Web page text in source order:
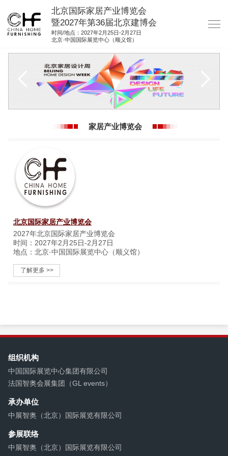
北京国际家居产业博览会
暨2027年第36届北京建博会
时间/地点：2027年2月25日-2月27日
北京·中国国际展览中心（顺义馆）
集团展会
参展联络
家居产业博览会
北京国际家居产业博览会
2027年北京国际家居产业博览会
时间：2027年2月25日-2月27日
地点：北京·中国国际展览中心（顺义馆）
了解更多 >>
组织机构
中国国际展览中心集团有限公司
法国智奥会展集团（GL events）
承办单位
中展智奥（北京）国际展览有限公司
参展联络
中展智奥（北京）国际展览有限公司